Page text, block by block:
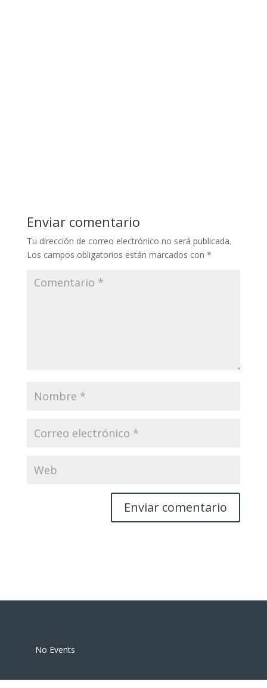
Enviar comentario
Tu dirección de correo electrónico no será publicada.
Los campos obligatorios están marcados con *
No Events